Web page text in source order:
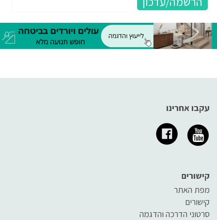
עקבו אחרינו
קישורים
מפת האתר
קישורים
סרטוני הדרכה והדגמה